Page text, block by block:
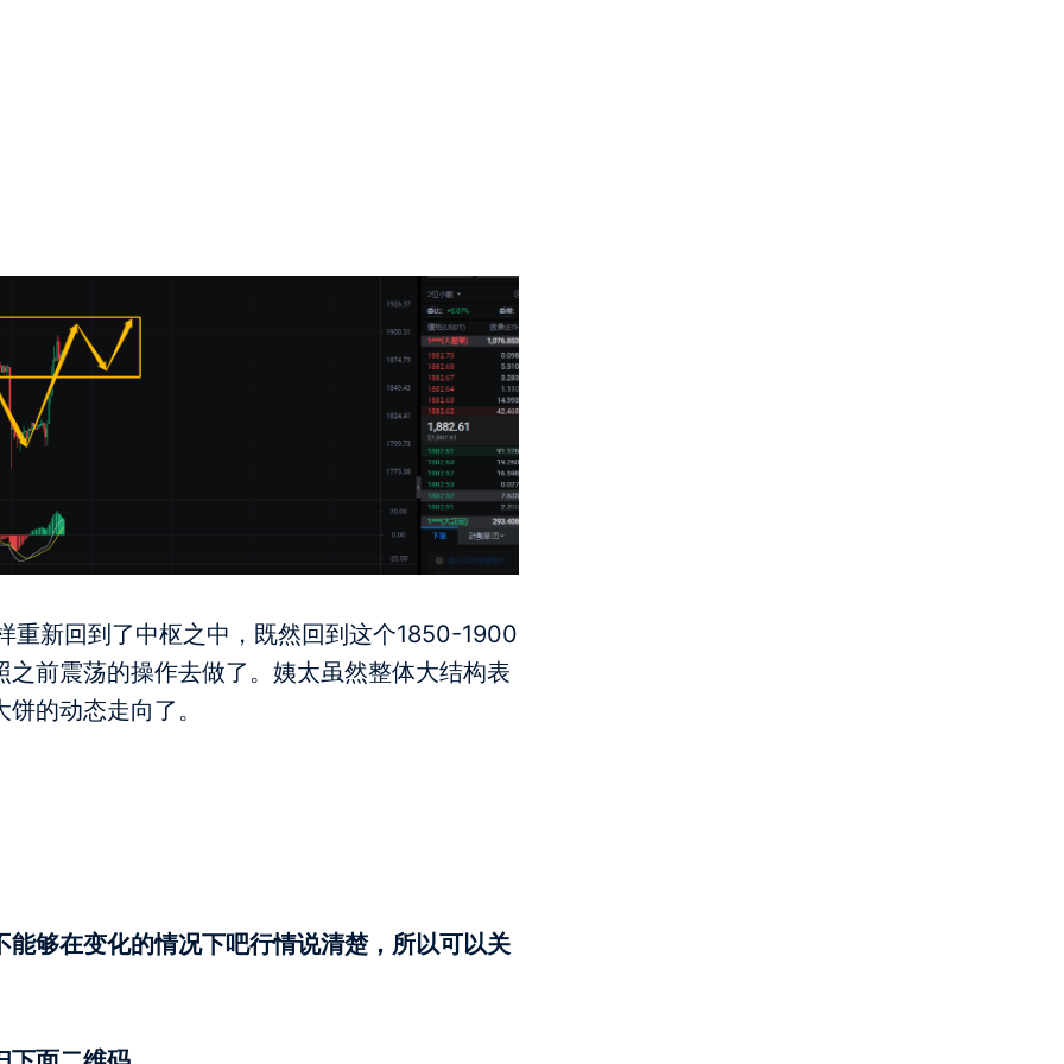
重新回到了中枢之中，既然回到这个1850-1900
前震荡的操作去做了。姨太虽然整体大结构表
的动态走向了。
够在变化的情况下吧行情说清楚，所以可以关